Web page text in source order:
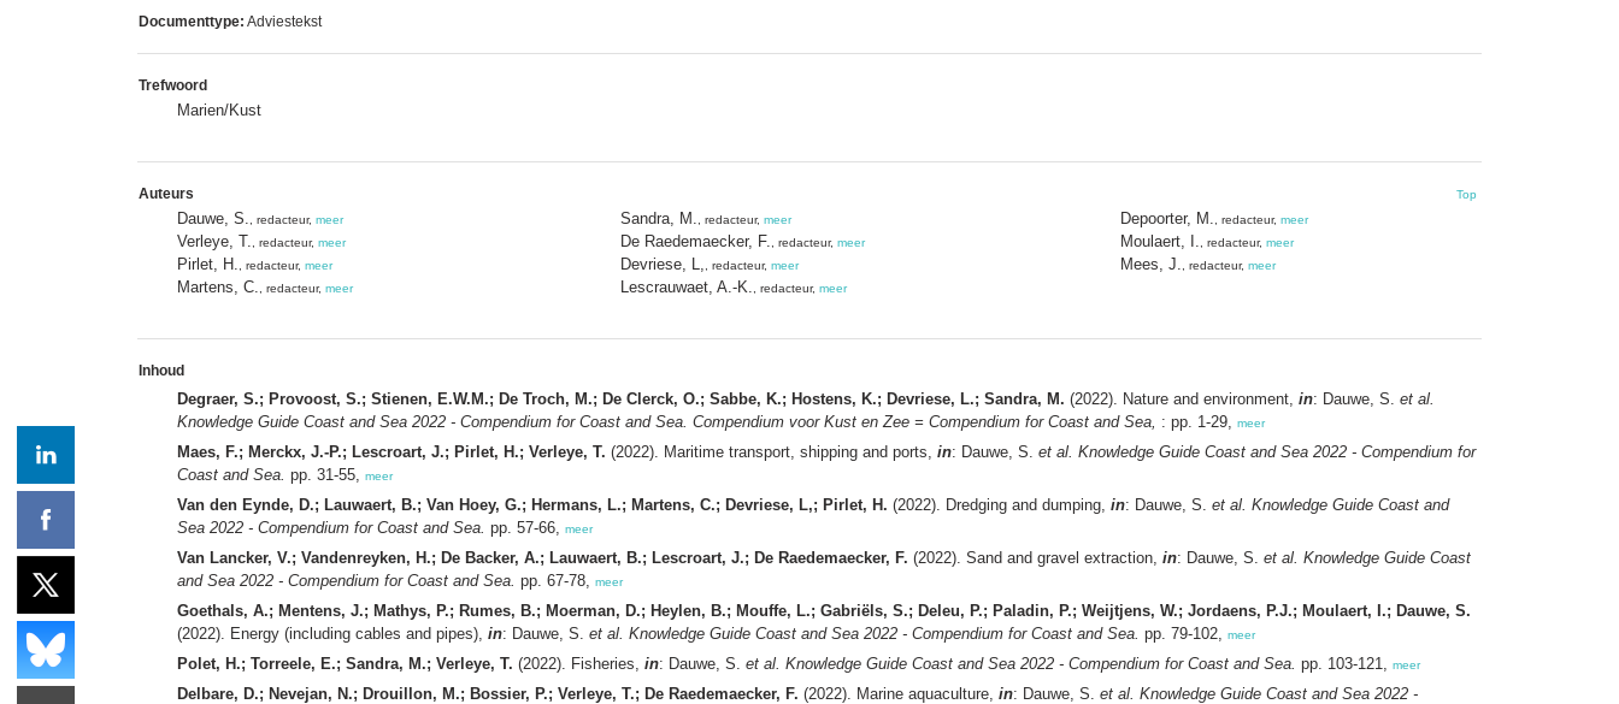
Documenttype: Adviestekst
Trefwoord
Marien/Kust
Auteurs Top
Dauwe, S. , redacteur, meer
Verleye, T. , redacteur, meer
Pirlet, H. , redacteur, meer
Martens, C. , redacteur, meer
Sandra, M. , redacteur, meer
De Raedemaecker, F. , redacteur, meer
Devriese, L, , redacteur, meer
Lescrauwaet, A.-K. , redacteur, meer
Depoorter, M. , redacteur, meer
Moulaert, I. , redacteur, meer
Mees, J. , redacteur, meer
Inhoud
Degraer, S.; Provoost, S.; Stienen, E.W.M.; De Troch, M.; De Clerck, O.; Sabbe, K.; Hostens, K.; Devriese, L.; Sandra, M. (2022). Nature and environment, in: Dauwe, S. et al.
Knowledge Guide Coast and Sea 2022 - Compendium for Coast and Sea. Compendium voor Kust en Zee = Compendium for Coast and Sea, : pp. 1-29, meer
Maes, F.; Merckx, J.-P.; Lescroart, J.; Pirlet, H.; Verleye, T. (2022). Maritime transport, shipping and ports, in: Dauwe, S. et al. Knowledge Guide Coast and Sea 2022 - Compendium for
Coast and Sea. pp. 31-55, meer
Van den Eynde, D.; Lauwaert, B.; Van Hoey, G.; Hermans, L.; Martens, C.; Devriese, L,; Pirlet, H. (2022). Dredging and dumping, in: Dauwe, S. et al. Knowledge Guide Coast and
Sea 2022 - Compendium for Coast and Sea. pp. 57-66, meer
Van Lancker, V.; Vandenreyken, H.; De Backer, A.; Lauwaert, B.; Lescroart, J.; De Raedemaecker, F. (2022). Sand and gravel extraction, in: Dauwe, S. et al. Knowledge Guide Coast
and Sea 2022 - Compendium for Coast and Sea. pp. 67-78, meer
Goethals, A.; Mentens, J.; Mathys, P.; Rumes, B.; Moerman, D.; Heylen, B.; Mouffe, L.; Gabriëls, S.; Deleu, P.; Paladin, P.; Weijtjens, W.; Jordaens, P.J.; Moulaert, I.; Dauwe, S.
(2022). Energy (including cables and pipes), in: Dauwe, S. et al. Knowledge Guide Coast and Sea 2022 - Compendium for Coast and Sea. pp. 79-102, meer
Polet, H.; Torreele, E.; Sandra, M.; Verleye, T. (2022). Fisheries, in: Dauwe, S. et al. Knowledge Guide Coast and Sea 2022 - Compendium for Coast and Sea. pp. 103-121, meer
Delbare, D.; Nevejan, N.; Drouillon, M.; Bossier, P.; Verleye, T.; De Raedemaecker, F. (2022). Marine aquaculture, in: Dauwe, S. et al. Knowledge Guide Coast and Sea 2022 -